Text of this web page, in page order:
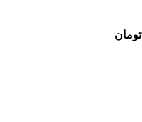
تومان